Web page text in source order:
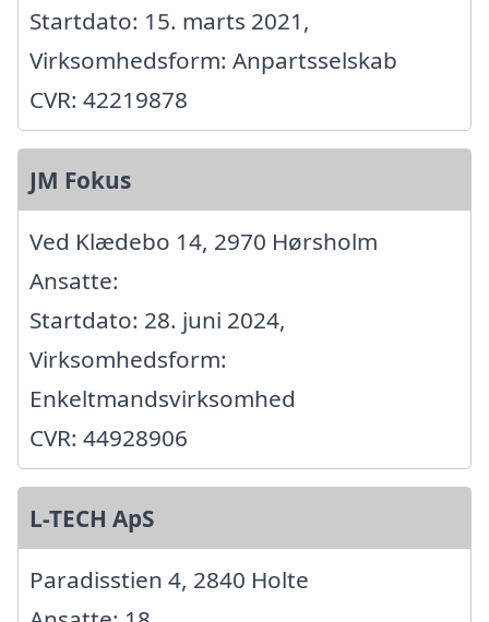
Startdato: 15. marts 2021,
Virksomhedsform: Anpartsselskab
CVR: 42219878
JM Fokus
Ved Klædebo 14, 2970 Hørsholm
Ansatte:
Startdato: 28. juni 2024,
Virksomhedsform:
Enkeltmandsvirksomhed
CVR: 44928906
L-TECH ApS
Paradisstien 4, 2840 Holte